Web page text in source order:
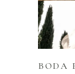
BODA